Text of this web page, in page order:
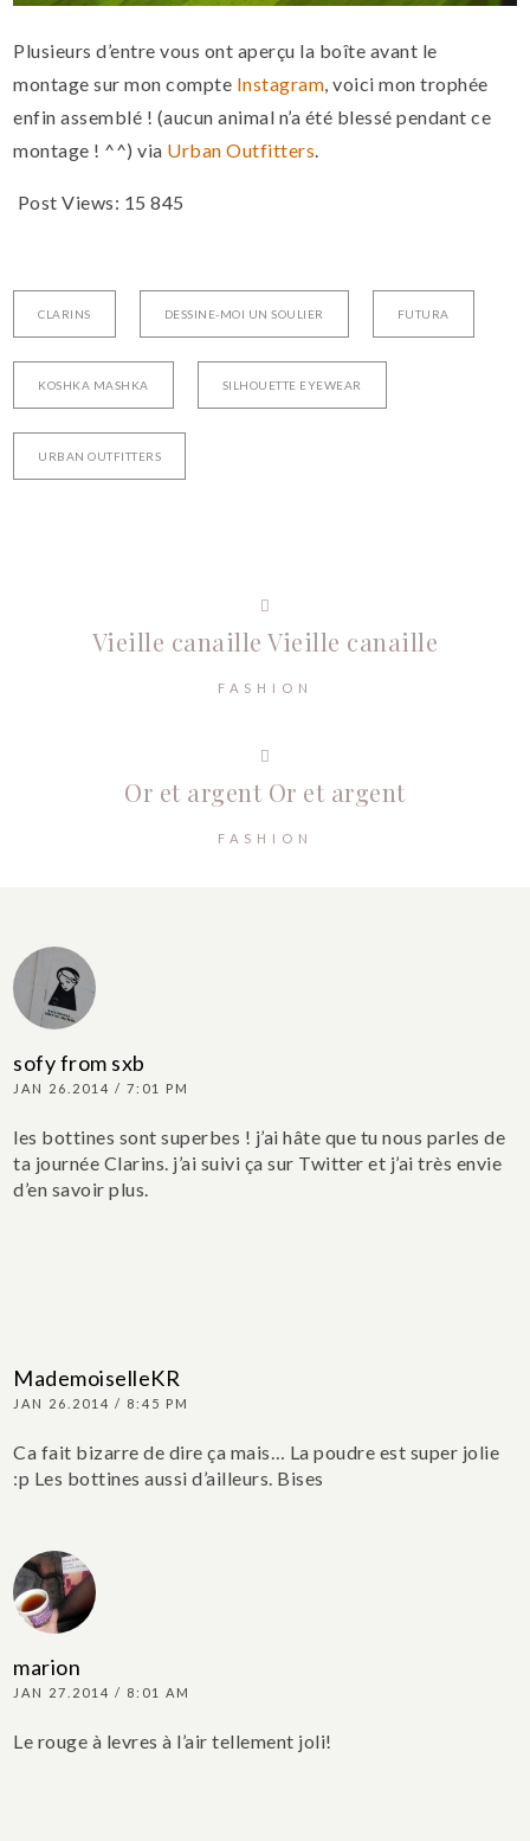
Plusieurs d’entre vous ont aperçu la boîte avant le
montage sur mon compte Instagram , voici mon trophée
enfin assemblé ! (aucun animal n’a été blessé pendant ce
montage ! ^^) via Urban Outfitters
Post Views: 15 845
CLARINS DESSINE-MOI UN SOULIER FUTURA
KOSHKA MASHKA SILHOUETTE EYEWEAR
URBAN OUTFITTERS
Vieille canailleVieille canaille
FASHION
Or et argent Or et argent
FASHION
sofy from sxb
JAN 26.2014 / 7:01 PM
les bottines sont superbes ! j’ai hâte que tu nous parles de
ta journée Clarins. j’ai suivi ça sur Twitter et j’ai très envie
d’en savoir plus.
MademoiselleKR
JAN 26.2014 / 8:45 PM
Ca fait bizarre de dire ça mais… La poudre est super jolie
:p Les bottines aussi d’ailleurs. Bises
marion
JAN 27.2014 / 8:01 AM
Le rouge à levres à l’air tellement joli!